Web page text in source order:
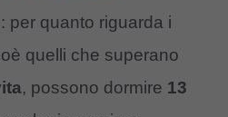
: per quanto riguarda i
quelli che superano
, possono dormire 13